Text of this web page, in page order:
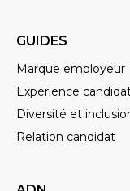
GUIDES
Marque employeur
Expérience
Diversité et
Relation candidat